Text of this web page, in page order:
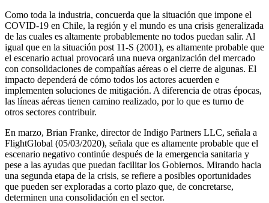
Como toda la industria, concuerda que la situación que impone el
COVID-19 en Chile, la región y el mundo es una crisis generalizada
de las cuales es altamente probablemente no todos puedan salir. Al
igual que en la situación post 11-S (2001), es altamente probable que
el escenario actual provocará una nueva organización del mercado
con consolidaciones de compañías aéreas o el cierre de algunas. El
impacto dependerá de cómo todos los actores acuerden e
implementen soluciones de mitigación. A diferencia de otras épocas,
las líneas aéreas tienen camino realizado, por lo que es turno de
otros sectores contribuir.
En marzo, Brian Franke, director de Indigo Partners LLC, señala a
FlightGlobal (05/03/2020), señala que es altamente probable que el
escenario negativo continúe después de la emergencia sanitaria y
pese a las ayudas que puedan facilitar los Gobiernos. Mirando hacia
una segunda etapa de la crisis, se refiere a posibles oportunidades
que pueden ser exploradas a corto plazo que, de concretarse,
determinen una consolidación en el sector.